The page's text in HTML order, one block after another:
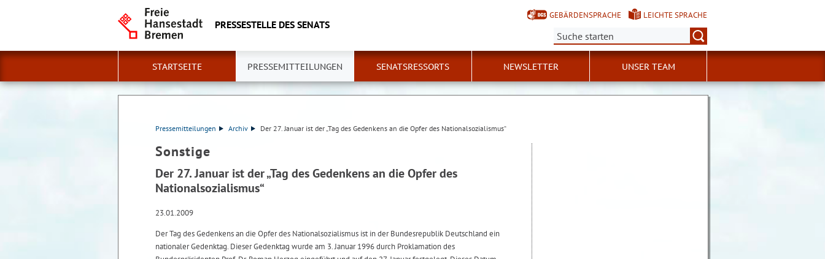
PRESSESTELLE DES SENATS
GEBÄRDENSPRACHE
LEICHTE SPRACHE
Suche:
STARTSEITE PRESSEMITTEILUNGEN SENATSRESSORTS NEWSLETTER UNSER TEAM
Pressemitteilungen Archiv Der 27. Januar ist der „Tag des Gedenkens an die Opfer des Nationalsozialismus“
Sonstige
Der 27. Januar ist der „Tag des Gedenkens an die Opfer des
Nationalsozialismus“
23.01.2009
Der Tag des Gedenkens an die Opfer des Nationalsozialismus ist in der Bundesrepublik Deutschland ein
nationaler Gedenktag. Dieser Gedenktag wurde am 3. Januar 1996 durch Proklamation des